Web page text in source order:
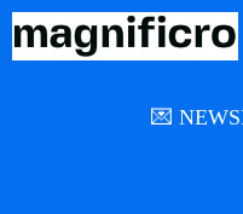
Saltar
💌